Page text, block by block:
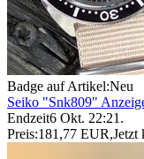
Badge auf Artikel:Neu
Seiko "Snk809"
Endzeit6 Okt. 22:21 .
Preis:181,77 EUR,Jetzt